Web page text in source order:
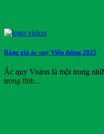
Bảng giá ắc quy Viễn thông 2025
Ắc quy Vision là một trong
trong lĩnh...